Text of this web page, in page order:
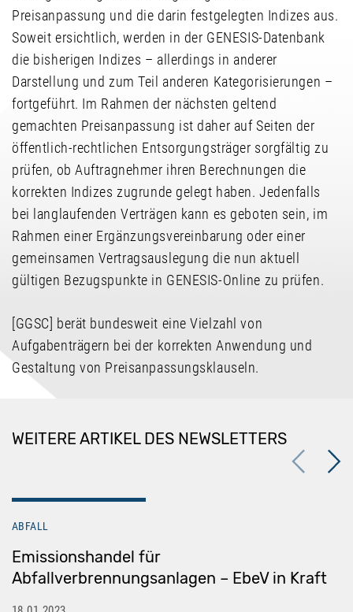
Preisanpassung und die darin festgelegten Indizes aus.
Soweit ersichtlich, werden in der GENESIS-Datenbank
die bisherigen Indizes – allerdings in anderer
Darstellung und zum Teil anderen Kategorisierungen –
fortgeführt. Im Rahmen der nächsten geltend
gemachten Preisanpassung ist daher auf Seiten der
öffentlich-rechtlichen Entsorgungsträger sorgfältig zu
prüfen, ob Auftragnehmer ihren Berechnungen die
korrekten Indizes zugrunde gelegt haben. Jedenfalls
bei langlaufenden Verträgen kann es geboten sein, im
Rahmen einer Ergänzungsvereinbarung oder einer
gemeinsamen Vertragsauslegung die nun aktuell
gültigen Bezugspunkte in GENESIS-Online zu prüfen.
[GGSC] berät bundesweit eine Vielzahl von
Aufgabenträgern bei der korrekten Anwendung und
Gestaltung von Preisanpassungsklauseln.
WEITERE ARTIKEL DES NEWSLETTERS
Previous
ABFALL
Emissionshandel für
Abfallverbrennungsanlagen – EbeV in Kraft
Next